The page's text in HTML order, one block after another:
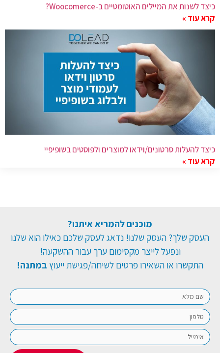
כיצד לשנות את המיילים האוטומטיים ב-Woocomerce?
קרא עוד »
כיצד להעלות סרטונים/וידאו למוצרים ולפוסטים בשופיפיי
קרא עוד »
מוכנים להמריא איתנו?
העסק שלך? העסק שלנו! נדאג לעסק שלכם כאילו הוא שלנו
ונפעל לייצר מקסימום ערך עבור ההשקעה!
התקשרו או השאירו פרטים לשיחה/פגישת ייעוץ במתנה!